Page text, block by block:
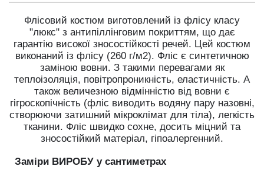
Флісовий костюм виготовлений із флісу класу
"люкс" з антипіллінговим покриттям, що дає
гарантію високої зносостійкості речей. Цей костюм
виконаний із флісу (260 г/м2). Фліс є синтетичною
заміною вовни. З такими перевагами як
теплоізоляція, повітропроникність, еластичність. А
також величезною відмінністю від вовни є
гігроскопічність (фліс виводить водяну пару назовні,
створюючи затишний мікроклімат для тіла), легкість
тканини. Фліс швидко сохне, досить міцний та
зносостійкий матеріал, гіпоалергенний.
Заміри ВИРОБУ у сантиметрах